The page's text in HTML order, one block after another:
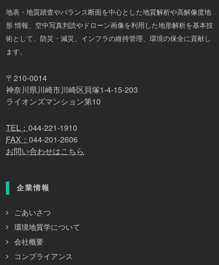
地表・地質踏査やバランス断面を中心とした地質解析や高解像度地
形 情報、空中写真判読やドローン画像を利用した地形解析を基本技
術として、防災・減災、インフラの維持管理、環境の保全に貢献し
ます。
〒210-0014
神奈川県川崎市川崎区貝塚1-4-15-203
ライオンズマンション第10
TEL： 044-221-1910
FAX： 044-201-2606
お問い合わせはこちら
企業情報
ごあいさつ
環境地質学について
会社概要
コンプライアンス